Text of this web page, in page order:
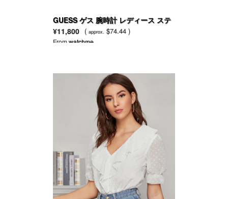
GUESS ゲス 腕時計 レディース ステ
ンレス スチール ブレスレット
U10075L1
¥11,800 ( approx. $74.44 )
Fromwatchme